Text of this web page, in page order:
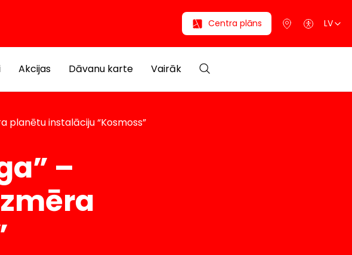
Centra plāns LV
Akcijas Dāvanu karte Vairāk
planētu instalāciju “Kosmoss”
–